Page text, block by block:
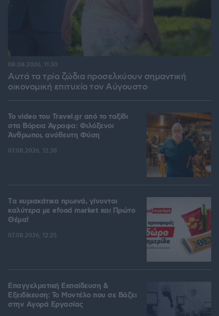
Αυτά τα τρία ζώδια προσελκύουν σημαντική
οικονομική επιτυχία τον Αύγουστο
08.08.2026, 11:30
To video του Travel.gr από το ταξίδι
στα Βόρεια Άγραφα: Φιλόξενοι
Άνθρωποι, ανόθευτη Φύση
07.08.2026, 12:38
Tα κυριακάτικα πρωινά, γίνονται
καλύτερα με efood market και Πρώτο
Θέμα!
07.08.2026, 12:25
Επαγγελματική Εκπαίδευση &
Εξειδίκευση: Το Mοντέλο που σε Bάζει
στην Aγορά Eργασίας